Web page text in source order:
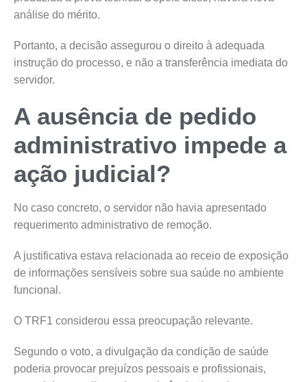
análise do mérito.
Portanto, a decisão assegurou o direito à adequada
instrução do processo, e não a transferência imediata do
servidor.
A ausência de pedido
administrativo impede a
ação judicial?
No caso concreto, o servidor não havia apresentado
requerimento administrativo de remoção.
A justificativa estava relacionada ao receio de exposição
de informações sensíveis sobre sua saúde no ambiente
funcional.
O TRF1 considerou essa preocupação relevante.
Segundo o voto, a divulgação da condição de saúde
poderia provocar prejuízos pessoais e profissionais,